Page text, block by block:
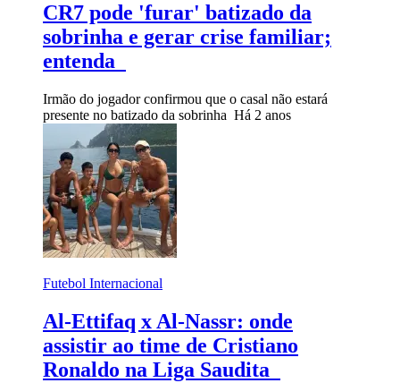
CR7 pode 'furar' batizado da
sobrinha e gerar crise familiar;
entenda
Irmão do jogador confirmou que o casal não estará
presente no batizado da sobrinha Há 2 anos
Futebol Internacional
Al-Ettifaq x Al-Nassr: onde
assistir ao time de Cristiano
Ronaldo na Liga Saudita